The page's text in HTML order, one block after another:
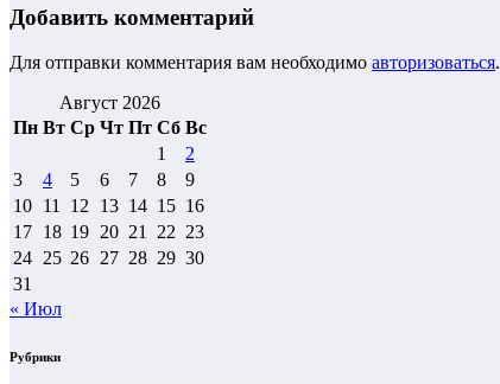
Добавить комментарий
Для отправки комментария вам необходимо авторизоваться.
Август 2026
Пн Вт Ср Чт Пт Сб Вс
1
2
3
4 5 6 7 8
9
10 11 12 13 14 15 16
17 18 19 20 21 22 23
24 25 26 27 28 29 30
31
« Июл
Рубрики